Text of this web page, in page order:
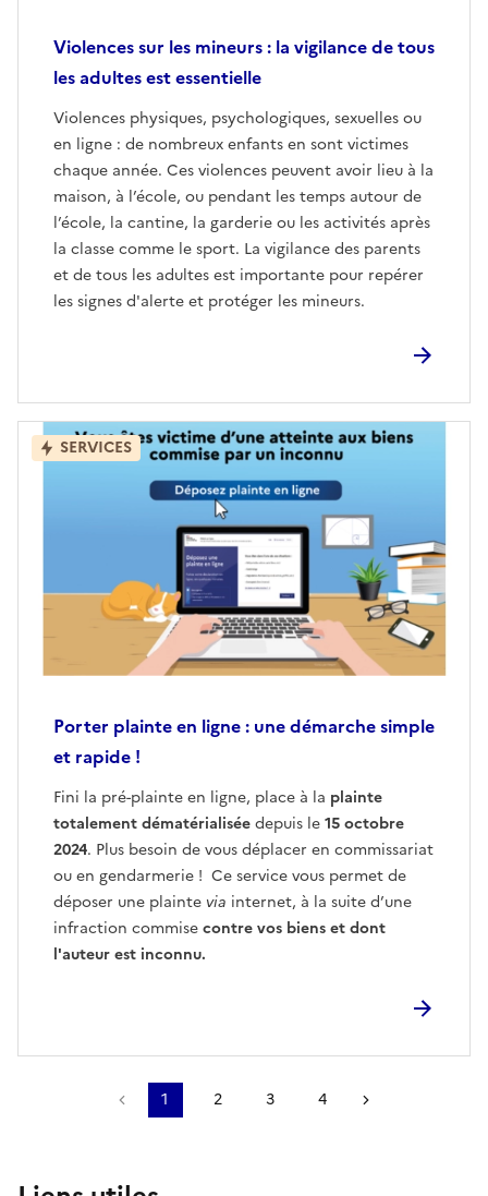
Violences sur les mineurs : la vigilance de tous
les adultes est essentielle
Violences physiques, psychologiques, sexuelles ou
en ligne : de nombreux enfants en sont victimes
chaque année. Ces violences peuvent avoir lieu à la
maison, à l’école, ou pendant les temps autour de
l’école, la cantine, la garderie ou les activités après
la classe comme le sport. La vigilance des parents
et de tous les adultes est importante pour repérer
les signes d'alerte et protéger les mineurs.
Porter plainte en ligne : une démarche simple
et rapide !
Fini la pré-plainte en ligne, place à la plainte
totalement dématérialiséedepuis le15 octobre
2024. Plus besoin de vous déplacer en commissariat
ou en gendarmerie ! Ce service vous permet de
déposer une plainte via internet, à la suite d’une
infraction commisecontre vos biens et dont
l'auteur est inconnu.
SERVICES
Précédent
1 2 3 4